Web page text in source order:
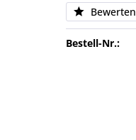
Bewerten
Bestell-Nr.: